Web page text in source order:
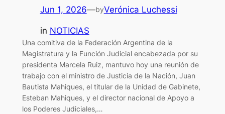
Jun 1, 2026—byVerónica Luchessi
in NOTICIAS
Una comitiva de la Federación Argentina de la
Magistratura y la Función Judicial encabezada por su
presidenta Marcela Ruiz, mantuvo hoy una reunión de
trabajo con el ministro de Justicia de la Nación, Juan
Bautista Mahiques, el titular de la Unidad de Gabinete,
Esteban Mahiques, y el director nacional de Apoyo a
los Poderes Judiciales,…